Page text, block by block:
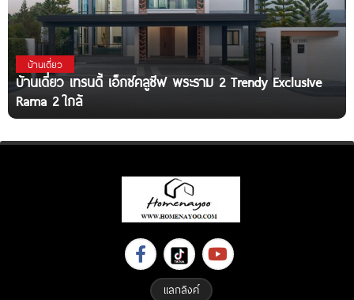
บ้านเดี่ยว
บ้านเดี่ยว เทรนดี้ เอ็กซ์คลูซีฟ พระราม 2 Trendy Exclusive
Rama 2 ใกล้
แลกลิงค์